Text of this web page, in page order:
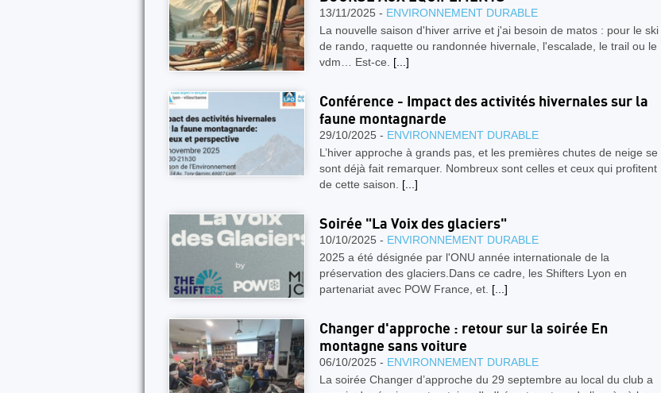
13/11/2025 - ENVIRONNEMENT DURABLE
La nouvelle saison d'hiver arrive et j'ai besoin de matos : pour le ski
de rando, raquette ou randonnée hivernale, l'escalade, le trail ou le
vdm… Est-ce. [...]
Conférence - Impact des activités hivernales sur la
faune montagnarde
29/10/2025 - ENVIRONNEMENT DURABLE
L’hiver approche à grands pas, et les premières chutes de neige se
sont déjà fait remarquer. Nombreux sont celles et ceux qui profitent
de cette saison. [...]
Soirée "La Voix des glaciers"
10/10/2025 - ENVIRONNEMENT DURABLE
2025 a été désignée par l'ONU année internationale de la
préservation des glaciers.Dans ce cadre, les Shifters Lyon en
partenariat avec POW France, et. [...]
Changer d'approche : retour sur la soirée En
montagne sans voiture
06/10/2025 - ENVIRONNEMENT DURABLE
La soirée Changer d’approche du 29 septembre au local du club a